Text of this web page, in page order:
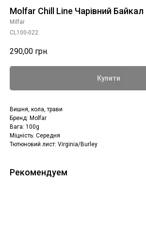
Molfar Chill Line Чарівний Байкал
Milfar
CL100-022
290,00 грн.
Купити
Вишня, кола, трави
Бренд: Molfar
Вага: 100g
Міцність: Середня
Тютюновий лист: Virginia/Burley
Рекомендуем